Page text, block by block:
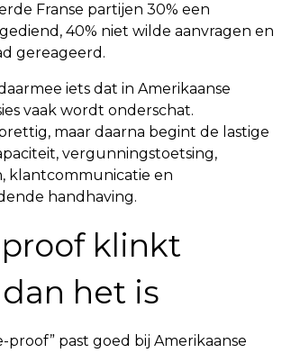
Franse partijen 30% een
40% niet wilde aanvragen en
gereageerd.
iets dat in Amerikaanse
vaak wordt onderschat.
maar daarna begint de lastige
vergunningstoetsing,
klantcommunicatie en
handhaving.
klinkt
het is
past goed bij Amerikaanse